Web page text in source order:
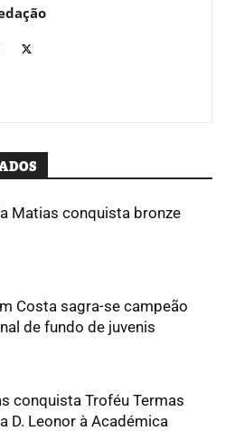
Matias conquista bronze
Costa sagra-se campeão
de fundo de juvenis
conquista Troféu Termas
D. Leonor à Académica